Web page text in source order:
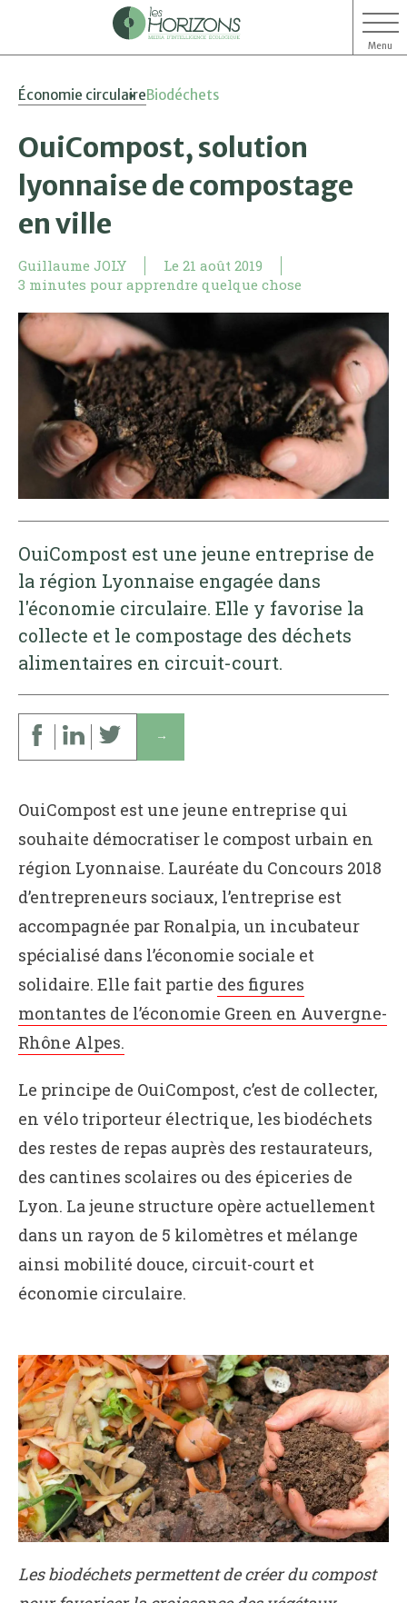
Menu
Économie circulaireBiodéchets
OuiCompost, solution
lyonnaise de compostage
en ville
Guillaume JOLY Le 21 août 2019
3 minutes pour apprendre quelque chose
OuiCompost est une jeune entreprise de
la région Lyonnaise engagée dans
l'économie circulaire. Elle y favorise la
collecte et le compostage des déchets
alimentaires en circuit-court.
↓
OuiCompost est une jeune entreprise qui
souhaite démocratiser le compost urbain en
région Lyonnaise. Lauréate du Concours 2018
d’entrepreneurs sociaux, l’entreprise est
accompagnée par Ronalpia, un incubateur
spécialisé dans l’économie sociale et
solidaire. Elle fait partie des figures
montantes de l’économie Green en Auvergne-
Rhône Alpes.
Le principe de OuiCompost, c’est de collecter,
en vélo triporteur électrique, les biodéchets
des restes de repas auprès des restaurateurs,
des cantines scolaires ou des épiceries de
Lyon. La jeune structure opère actuellement
dans un rayon de 5 kilomètres et mélange
ainsi mobilité douce, circuit-court et
économie circulaire.
Les biodéchets permettent de créer du compost